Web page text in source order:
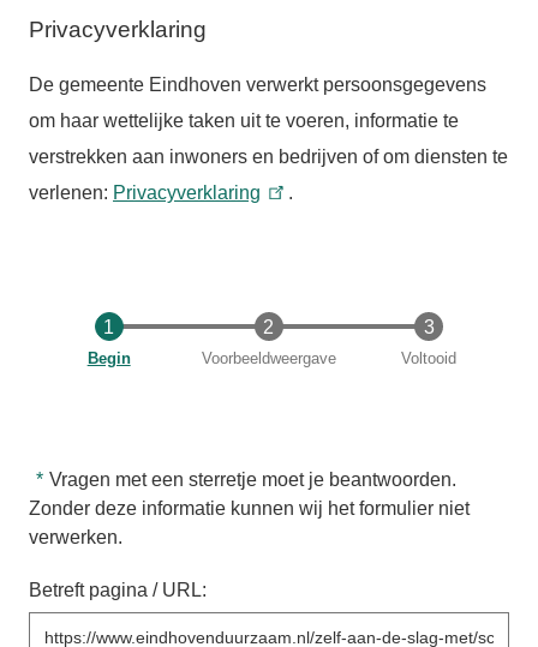
Privacyverklaring
De gemeente Eindhoven verwerkt persoonsgegevens
om haar wettelijke taken uit te voeren, informatie te
verstrekken aan inwoners en bedrijven of om diensten te
verlenen: Privacyverklaring .
Huidige
Begin Voorbeeldweergave Voltooid
Vragen met een sterretje moet je beantwoorden.
Zonder deze informatie kunnen wij het formulier niet
verwerken.
Betreft pagina / URL: